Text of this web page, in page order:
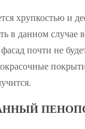
хрупкостью и
в данном
почти не